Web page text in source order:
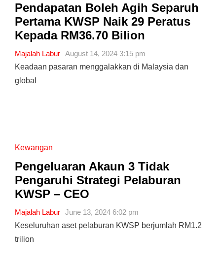
Pendapatan Boleh Agih Separuh
Pertama KWSP Naik 29 Peratus
Kepada RM36.70 Bilion
Majalah Labur August 14, 2024 3:15 pm
Keadaan pasaran menggalakkan di Malaysia dan
global
Kewangan
Pengeluaran Akaun 3 Tidak
Pengaruhi Strategi Pelaburan
KWSP – CEO
Majalah Labur June 13, 2024 6:02 pm
Keseluruhan aset pelaburan KWSP berjumlah RM1.2
trilion